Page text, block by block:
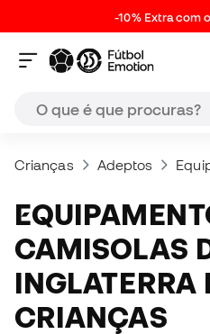
-10% Extra com
Crianças Adeptos
EQUIPAMENTOS E
CAMISOLAS
INGLATERRA
CRIANÇAS